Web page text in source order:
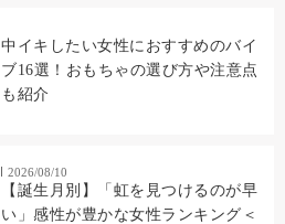
中イキしたい女性におすすめのバイ
ブ16選！おもちゃの選び方や注意点
も紹介
2026/08/10
【誕生月別】「虹を見つけるのが早
い」感性が豊かな女性ランキング＜